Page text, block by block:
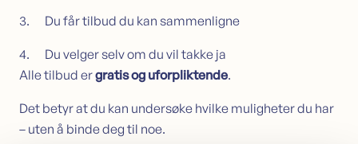
Du får tilbud du kan sammenligne
Du velger selv om du vil takke ja
Alle tilbud ergratis og uforpliktende.
Det betyr at du kan undersøke hvilke muligheter du har
– uten å binde deg til noe.